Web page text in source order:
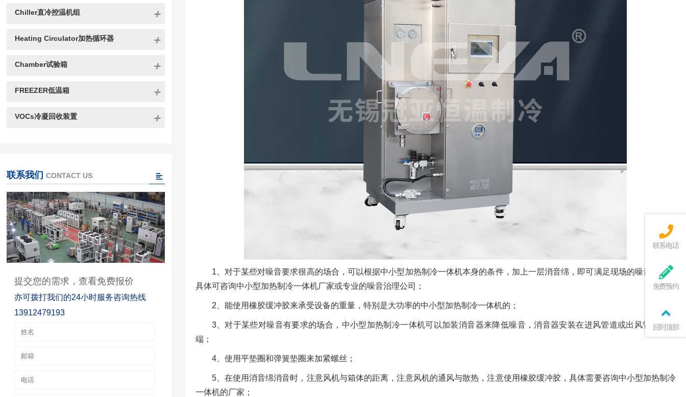
1、对于某些对噪音要求很高的场合，可以根据中小型加热制冷一体机本身的条件，加上一层消音绵，即可满足现场的噪音要求，
具体可咨询中小型加热制冷一体机厂家或专业的噪音治理公司；
2、能使用橡胶缓冲胶来承受设备的重量，特别是大功率的中小型加热制冷一体机的；
3、对于某些对噪音有要求的场合，中小型加热制冷一体机可以加装消音器来降低噪音，消音器安装在进风管道或出风管道的末
端；
4、使用平垫圈和弹簧垫圈来加紧螺丝；
5、在使用消音绵消音时，注意风机与箱体的距离，注意风机的通风与散热，注意使用橡胶缓冲胶，具体需要咨询中小型加热制冷
一体机的厂家；
Chiller直冷控温机组
Heating Circulator加热循环器
Chamber试验箱
FREEZER低温箱
VOCs冷凝回收装置
联系我们 CONTACT US
提交您的需求，查看免费报价
亦可拨打我们的24小时服务咨询热线
13912479193
联系电话
免费预约
回到顶部